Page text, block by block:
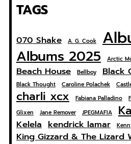
TAGS
070 Shake A. G. Cook
Albums 2025 Arctic
Beach House Bellboy Black
Black Thought Caroline Polachek
charli xcx Fabiana Palladino
Glixen Jane Remover JPEGMAFIA
Kelela kendrick lamar
King Gizzard & The Lizard